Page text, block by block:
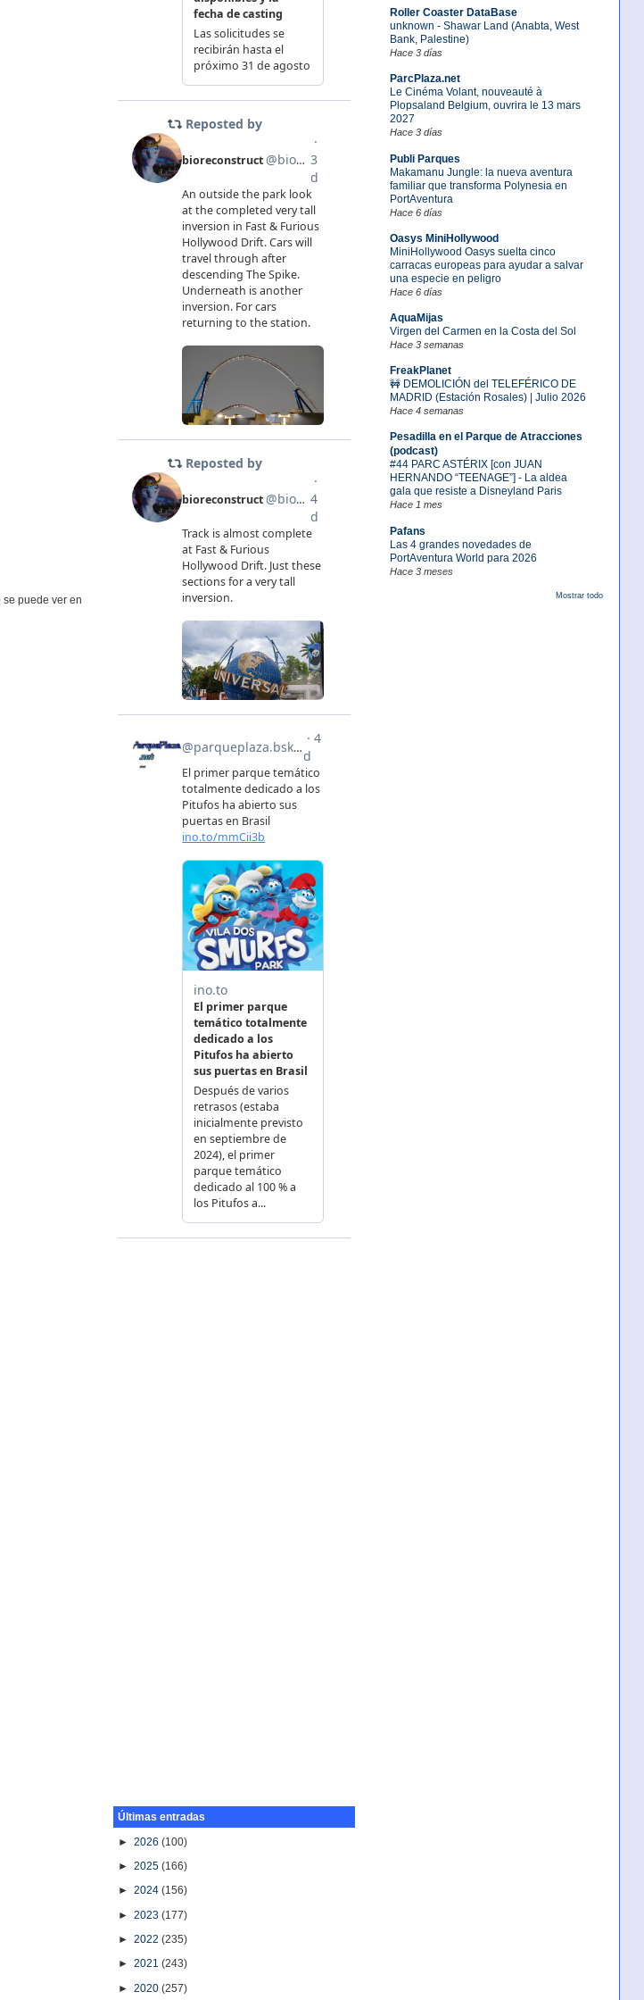
Roller Coaster DataBase
unknown - Shawar Land (Anabta, West
Bank, Palestine)
Hace 3 días
ParcPlaza.net
Le Cinéma Volant, nouveauté à
Plopsaland Belgium, ouvrira le 13 mars
2027
Hace 3 días
Publi Parques
Makamanu Jungle: la nueva aventura
familiar que transforma Polynesia en
PortAventura
Hace 6 días
Oasys MiniHollywood
MiniHollywood Oasys suelta cinco
carracas europeas para ayudar a salvar
una especie en peligro
Hace 6 días
AquaMijas
Virgen del Carmen en la Costa del Sol
Hace 3 semanas
FreakPlanet
🚧 DEMOLICIÓN del TELEFÉRICO DE
MADRID (Estación Rosales) | Julio 2026
Hace 4 semanas
Pesadilla en el Parque de Atracciones
(podcast)
#44 PARC ASTÉRIX [con JUAN
HERNANDO “TEENAGE”] - La aldea
gala que resiste a Disneyland Paris
Hace 1 mes
Pafans
Las 4 grandes novedades de
PortAventura World para 2026
Hace 3 meses
Mostrar todo
puede ver en
Últimas entradas
►2026(100)
►2025(166)
►2024(156)
►2023(177)
►2022(235)
►2021(243)
►2020(257)